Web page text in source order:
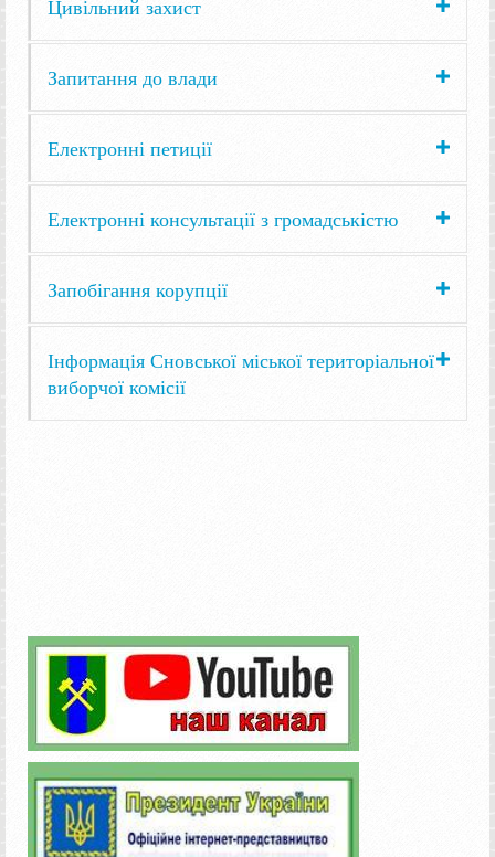
Цивільний захист
Запитання до влади
Електронні петиції
Електронні консультації з громадськістю
Запобігання корупції
Інформація Сновської міської територіальної
виборчої комісії